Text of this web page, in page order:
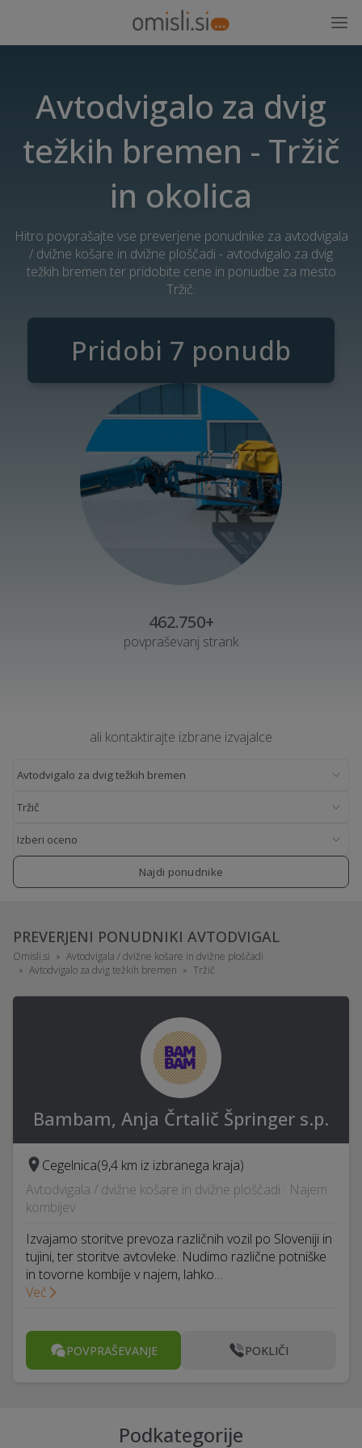
Avtodvigalo za dvig
težkih bremen - Tržič
in okolica
Hitro povprašajte vse preverjene ponudnike za avtodvigala
/ dvižne košare in dvižne ploščadi - avtodvigalo za dvig
težkih bremen ter pridobite cene in ponudbe za mesto
Tržič.
Pridobi 7 ponudb
462.750+
povpraševanj strank
ali kontaktirajte izbrane izvajalce
Najdi ponudnike
PREVERJENI PONUDNIKI AVTODVIGAL
Omisli.si
Avtodvigala / dvižne košare in dvižne ploščadi
Avtodvigalo za dvig težkih bremen
Tržič
Bambam, Anja Črtalič Špringer s.p.
Cegelnica(9,4 km iz izbranega kraja)
Avtodvigala / dvižne košare in dvižne ploščadi · Najem
kombijev
Izvajamo storitve prevoza različnih vozil po Sloveniji in
tujini, ter storitve avtovleke. Nudimo različne potniške
in tovorne kombije v najem, lahko…
Več
POVPRAŠEVANJE POKLIČI
Podkategorije